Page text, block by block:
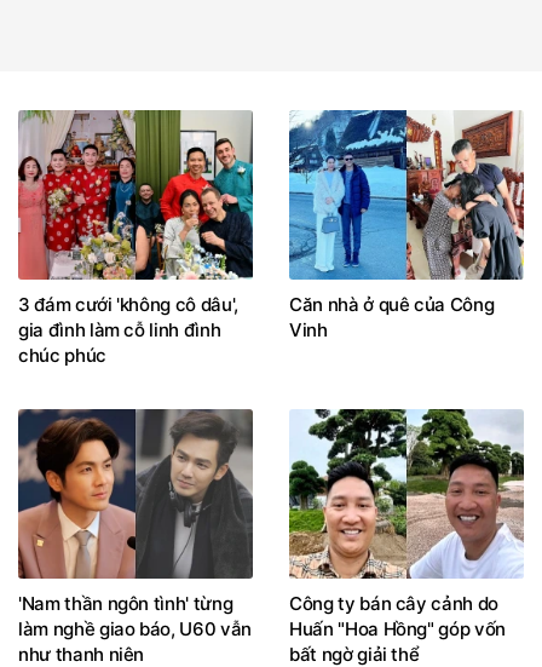
3 đám cưới 'không cô dâu',
gia đình làm cỗ linh đình
chúc phúc
Căn nhà ở quê của Công
Vinh
'Nam thần ngôn tình' từng
làm nghề giao báo, U60 vẫn
như thanh niên
Công ty bán cây cảnh do
Huấn "Hoa Hồng" góp vốn
bất ngờ giải thể